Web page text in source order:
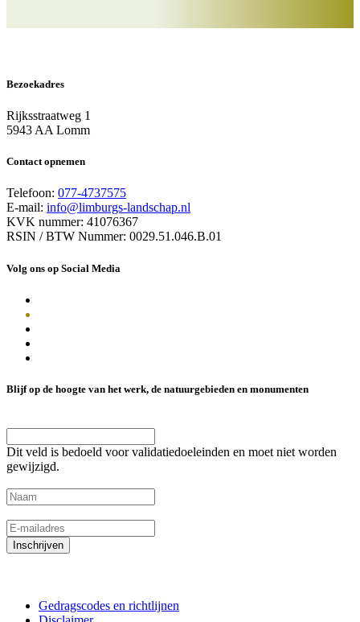
Bezoekadres
Rijksstraatweg 1
5943 AA Lomm
Contact opnemen
Telefoon: 077-4737575
E-mail: info@limburgs-landschap.nl
KVK nummer: 41076367
RSIN / BTW Nummer: 0029.51.046.B.01
Volg ons op Social Media
Blijf op de hoogte van het werk, de natuurgebieden en monumenten
Dit veld is bedoeld voor validatiedoeleinden en moet niet worden
gewijzigd.
Inschrijven
Gedragscodes en richtlijnen